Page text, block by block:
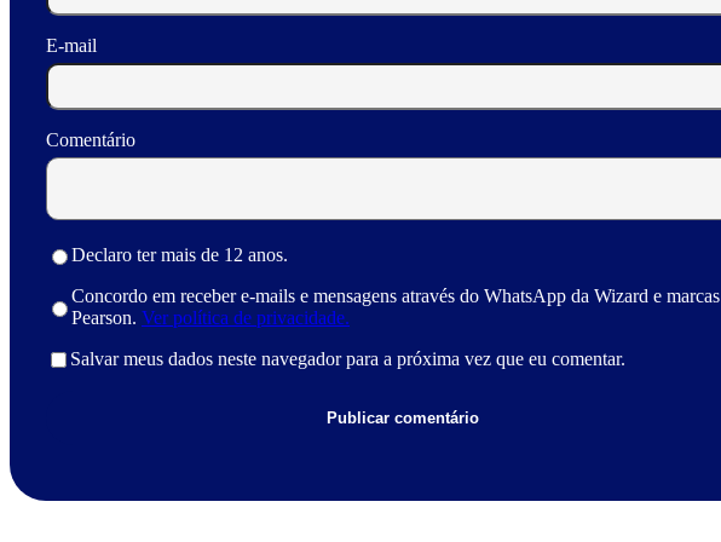
E-mail
Comentário
Declaro ter mais de 12 anos.
Concordo em receber e-mails e mensagens através do WhatsApp da Wizard e marcas
Pearson. Ver política de privacidade.
Salvar meus dados neste navegador para a próxima vez que eu comentar.